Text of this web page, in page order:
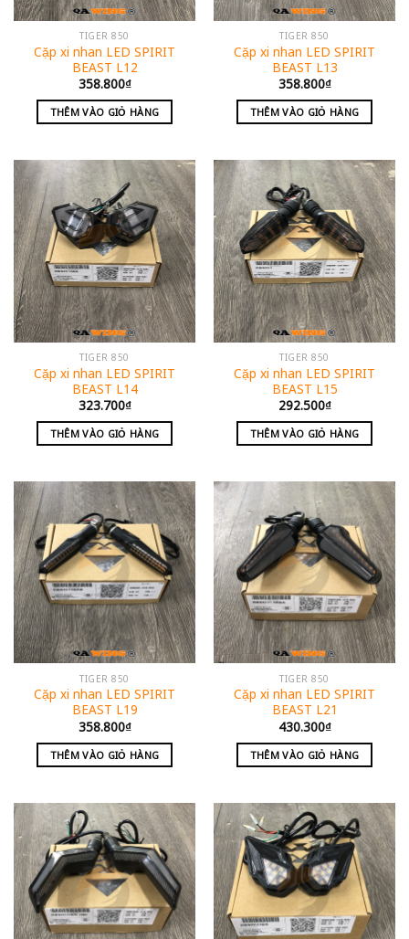
TIGER 850
Cặp xi nhan LED SPIRIT
BEAST L12
358.800₫
THÊM VÀO GIỎ HÀNG
TIGER 850
Cặp xi nhan LED SPIRIT
BEAST L13
358.800₫
THÊM VÀO GIỎ HÀNG
TIGER 850
Cặp xi nhan LED SPIRIT
BEAST L14
323.700₫
THÊM VÀO GIỎ HÀNG
TIGER 850
Cặp xi nhan LED SPIRIT
BEAST L15
292.500₫
THÊM VÀO GIỎ HÀNG
TIGER 850
Cặp xi nhan LED SPIRIT
BEAST L19
358.800₫
THÊM VÀO GIỎ HÀNG
TIGER 850
Cặp xi nhan LED SPIRIT
BEAST L21
430.300₫
THÊM VÀO GIỎ HÀNG